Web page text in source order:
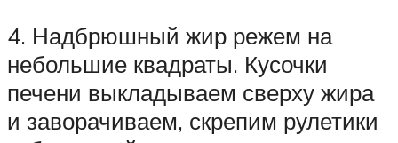
4. Надбрюшный жир режем на
небольшие квадраты. Кусочки
печени выкладываем сверху жира
и заворачиваем, скрепим рулетики